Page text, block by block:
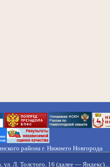
района г. Нижнего Новгорода
данных
Л. Толстого, 16 (далее — Яндекс)...